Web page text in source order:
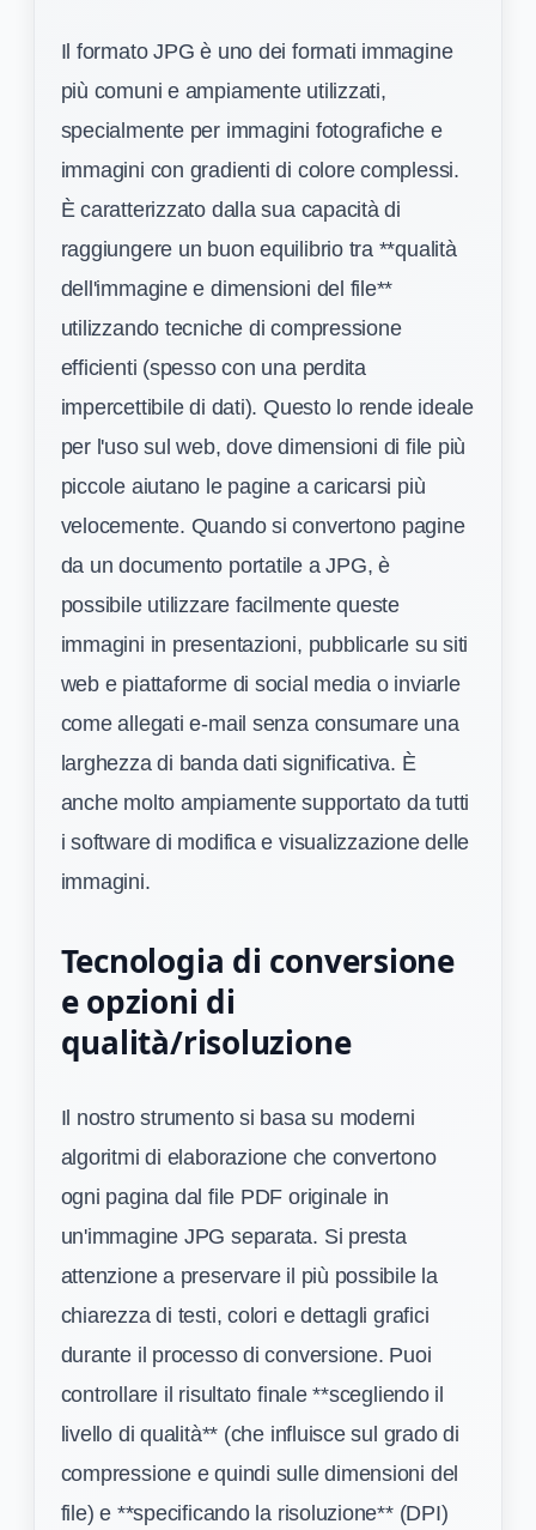
Il formato JPG è uno dei formati immagine
più comuni e ampiamente utilizzati,
specialmente per immagini fotografiche e
immagini con gradienti di colore complessi.
È caratterizzato dalla sua capacità di
raggiungere un buon equilibrio tra **qualità
dell'immagine e dimensioni del file**
utilizzando tecniche di compressione
efficienti (spesso con una perdita
impercettibile di dati). Questo lo rende ideale
per l'uso sul web, dove dimensioni di file più
piccole aiutano le pagine a caricarsi più
velocemente. Quando si convertono pagine
da un documento portatile a JPG, è
possibile utilizzare facilmente queste
immagini in presentazioni, pubblicarle su siti
web e piattaforme di social media o inviarle
come allegati e-mail senza consumare una
larghezza di banda dati significativa. È
anche molto ampiamente supportato da tutti
i software di modifica e visualizzazione delle
immagini.
Tecnologia di conversione
e opzioni di
qualità/risoluzione
Il nostro strumento si basa su moderni
algoritmi di elaborazione che convertono
ogni pagina dal file PDF originale in
un'immagine JPG separata. Si presta
attenzione a preservare il più possibile la
chiarezza di testi, colori e dettagli grafici
durante il processo di conversione. Puoi
controllare il risultato finale **scegliendo il
livello di qualità** (che influisce sul grado di
compressione e quindi sulle dimensioni del
file) e **specificando la risoluzione** (DPI)